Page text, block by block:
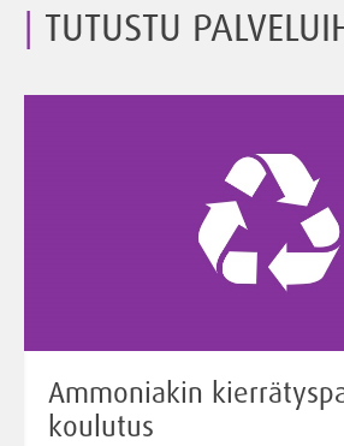
TUTUSTU
Ammoniakin
koulutus